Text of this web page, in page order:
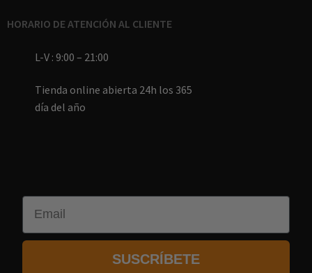
HORARIO DE ATENCIÓN AL CLIENTE
L-V : 9:00 – 21:00
Tienda online abierta 24h los 365
día del año
Email
SUSCRÍBETE